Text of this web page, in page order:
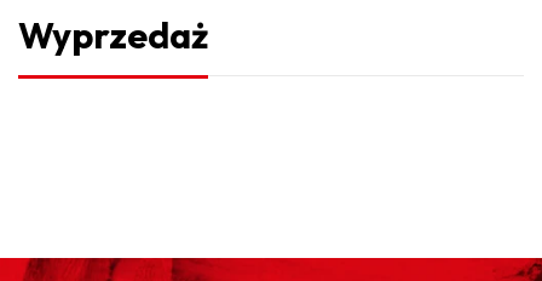
Wyprzedaż